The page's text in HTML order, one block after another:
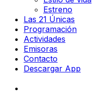
Estreno
Las 21 Únicas
Programación
Actividades
Emisoras
Contacto
Descargar App